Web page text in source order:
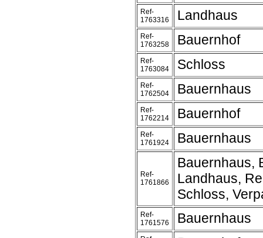
Ref-
1763316
Landhaus
Ref-
1763258
Bauernhof
Ref-
1763084
Schloss
Ref-
1762504
Bauernhaus
Ref-
1762214
Bauernhof
Ref-
1761924
Bauernhaus
Ref-
1761866
Bauernhaus,
Landhaus,
Schloss,
Ref-
1761576
Bauernhaus